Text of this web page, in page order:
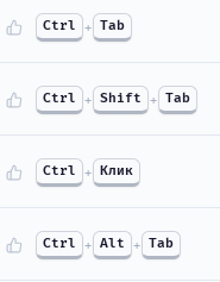
Ctrl + Tab
Ctrl + Shift + Tab
Ctrl + Клик
Ctrl + Alt + Tab